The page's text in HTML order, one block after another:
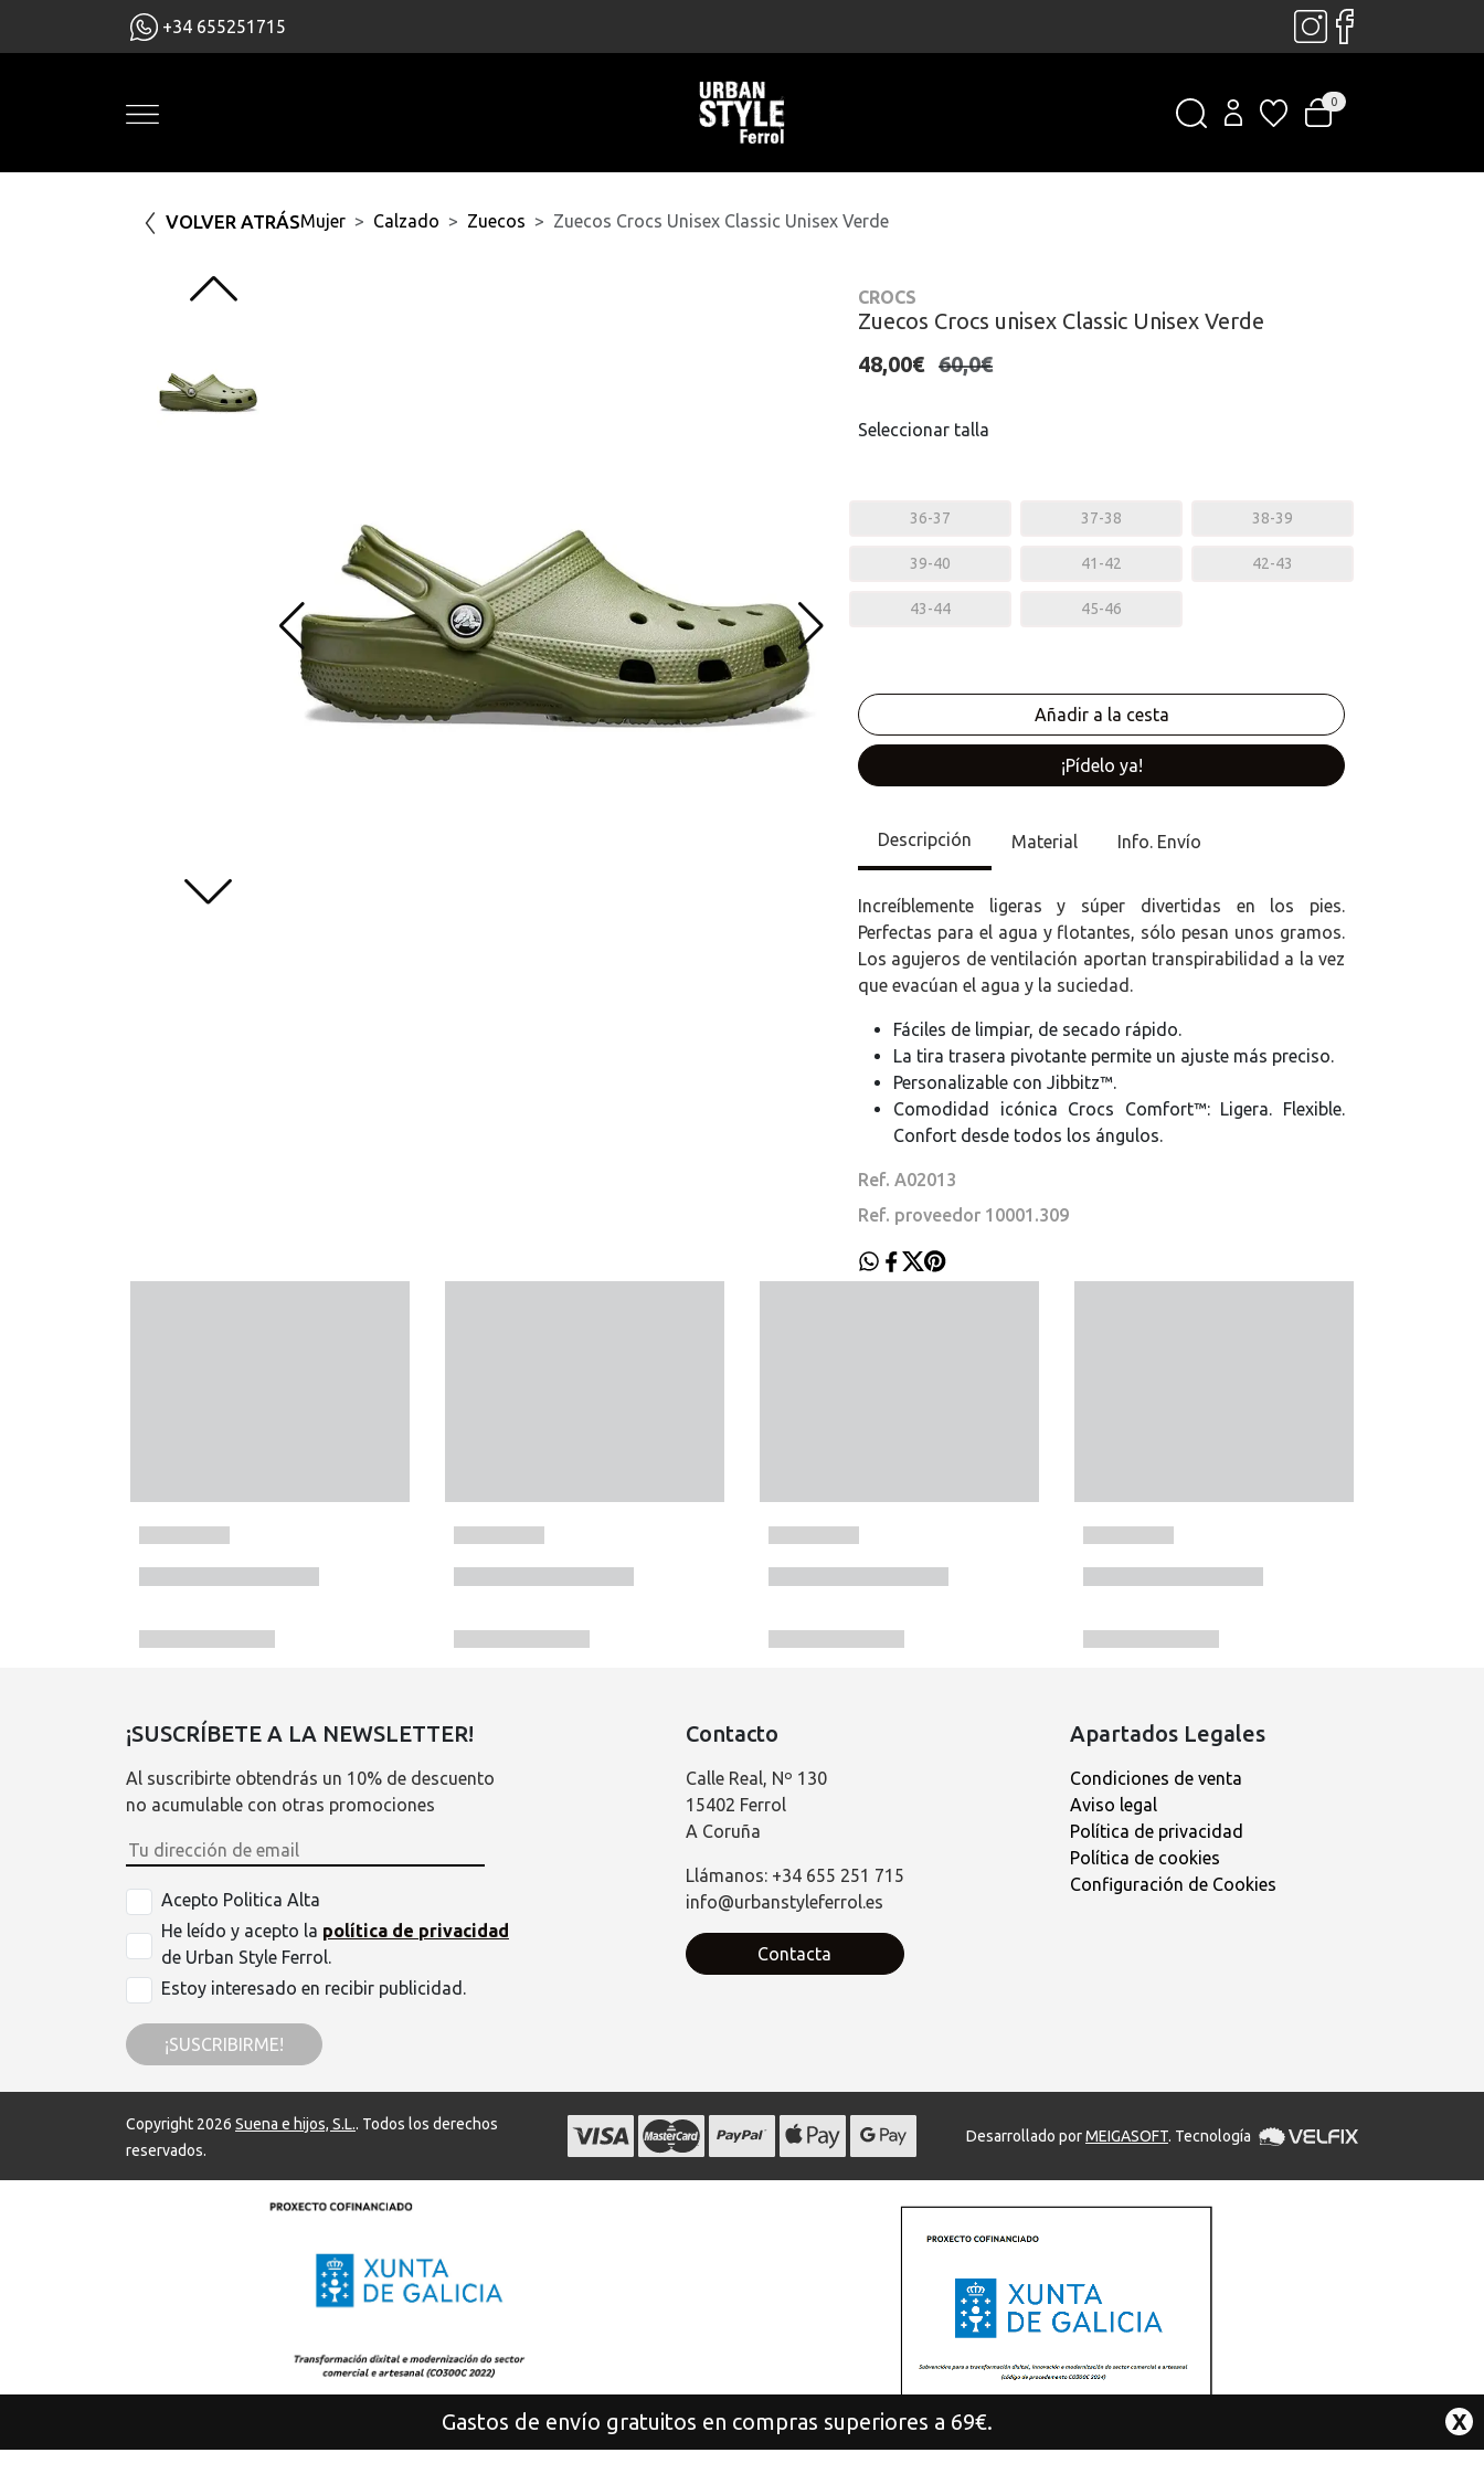
+34 655251715
0
VOLVER ATRÁSMujer Calzado Zuecos Zuecos Crocs Unisex Classic Unisex Verde
CROCS
Zuecos Crocs unisex Classic Unisex Verde
48,00€ 60,0€
Seleccionar talla
36-37 37-38 38-39
39-40 41-42 42-43
43-44 45-46
¡Pídelo ya!
Descripción Material Info. Envío
Increíblemente ligeras y súper divertidas en los pies.
Perfectas para el agua y flotantes, sólo pesan unos gramos.
Los agujeros de ventilación aportan transpirabilidad a la vez
que evacúan el agua y la suciedad.
Fáciles de limpiar, de secado rápido.
La tira trasera pivotante permite un ajuste más preciso.
Personalizable con Jibbitz™.
Comodidad icónica Crocs Comfort™: Ligera. Flexible.
Confort desde todos los ángulos.
Ref. A02013
Ref. proveedor 10001.309
¡SUSCRÍBETE A LA NEWSLETTER!
Al suscribirte obtendrás un 10% de descuento
no acumulable con otras promociones
Acepto Politica Alta
He leído y acepto la política de privacidad
de Urban Style Ferrol.
Estoy interesado en recibir publicidad.
¡SUSCRIBIRME!
Contacto
Calle Real, Nº 130
15402 Ferrol
A Coruña
Llámanos: +34 655 251 715
info@urbanstyleferrol.es
Contacta
Apartados Legales
Condiciones de venta
Aviso legal
Política de privacidad
Política de cookies
Configuración de Cookies
Copyright 2026 Suena e hijos, S.L.. Todos los derechos
reservados.
Desarrollado porMEIGASOFT. Tecnología
Gastos de envío gratuitos en compras superiores a 69€. X